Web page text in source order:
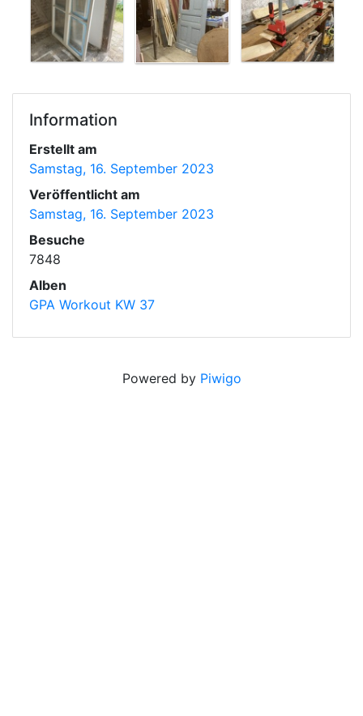
Information
Erstellt am
Samstag, 16. September 2023
Veröffentlicht am
Samstag, 16. September 2023
Besuche
7848
Alben
GPA Workout KW 37
Powered by Piwigo